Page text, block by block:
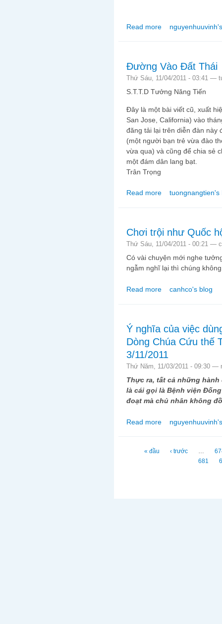
Read more about "Bé cái nhầm"
Đường Vào Đất Thái
Thứ Sáu, 11/04/2011 - 03:41 —
S.T.T.D Tưởng Năng Tiến
Đây là một bài viết cũ, xuất
San Jose, California) vào
đăng tải lại trên diễn đàn này
(một người bạn trẻ vừa đào
vừa qua) và cũng để chia sẻ
một đám dân lang bạt.
Trân Trọng
Read more about Đường Vào
tuongnangtien's
Chơi trội như Quốc
Thứ Sáu, 11/04/2011 - 00:21 —
Có vài chuyện mới nghe
ngẫm nghĩ lại thì chúng
Read more about Chơi trội như
canhco's blog
Ý nghĩa của việc
Dòng Chúa Cứu thế
3/11/2011
Thứ Năm, 11/03/2011 - 09:30 —
Thực ra, tất cả những
là cái gọi là Bệnh viện
đoạt mà chủ nhân không
Read more about Ý nghĩa của
Trang« đầu ‹ trước
681